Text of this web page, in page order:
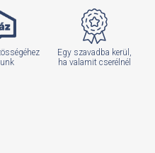
Egy szavadba kerül,
ha valamit cserélnél